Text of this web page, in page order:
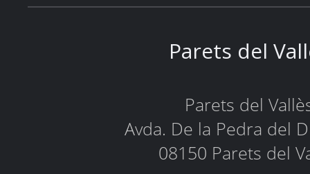
Parets del
Parets del
Avda. De la Pedra del
08150 Parets del